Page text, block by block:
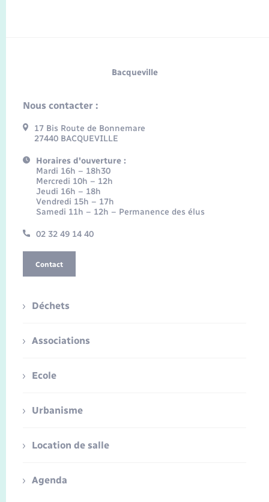
Bacqueville
Nous contacter :
17 Bis Route de Bonnemare
27440 BACQUEVILLE
Horaires d'ouverture :
Mardi 16h – 18h30
Mercredi 10h – 12h
Jeudi 16h – 18h
Vendredi 15h – 17h
Samedi 11h – 12h – Permanence des élus
02 32 49 14 40
Contact
Déchets
Associations
Ecole
Urbanisme
Location de salle
Agenda